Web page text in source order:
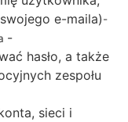
czy numer
systemu
poradnik na
e-maila)-
-
hasło, a także
zespołu
sieci i